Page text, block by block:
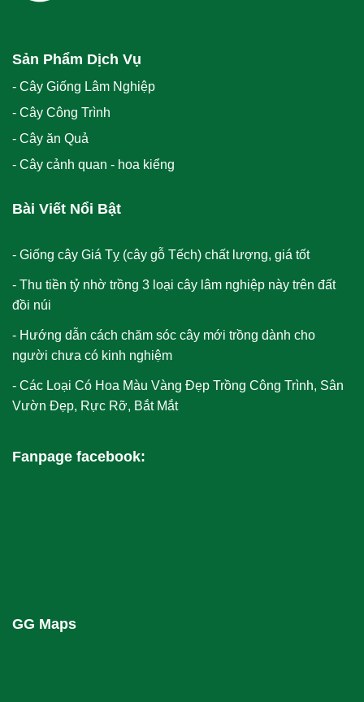
Sản Phẩm Dịch Vụ
- Cây Giống Lâm Nghiệp
- Cây Công Trình
- Cây ăn Quả
- Cây cảnh quan - hoa kiểng
Bài Viết Nổi Bật
Giống cây Giá Tỵ (cây gỗ Tếch) chất lượng, giá tốt
Thu tiền tỷ nhờ trồng 3 loại cây lâm nghiệp này trên đất
đồi núi
Hướng dẫn cách chăm sóc cây mới trồng dành cho
người chưa có kinh nghiệm
Các Loại Có Hoa Màu Vàng​ Đẹp Trồng Công Trình, Sân
Vườn Đẹp, Rực Rỡ, Bắt Mắt
Fanpage facebook:
GG Maps